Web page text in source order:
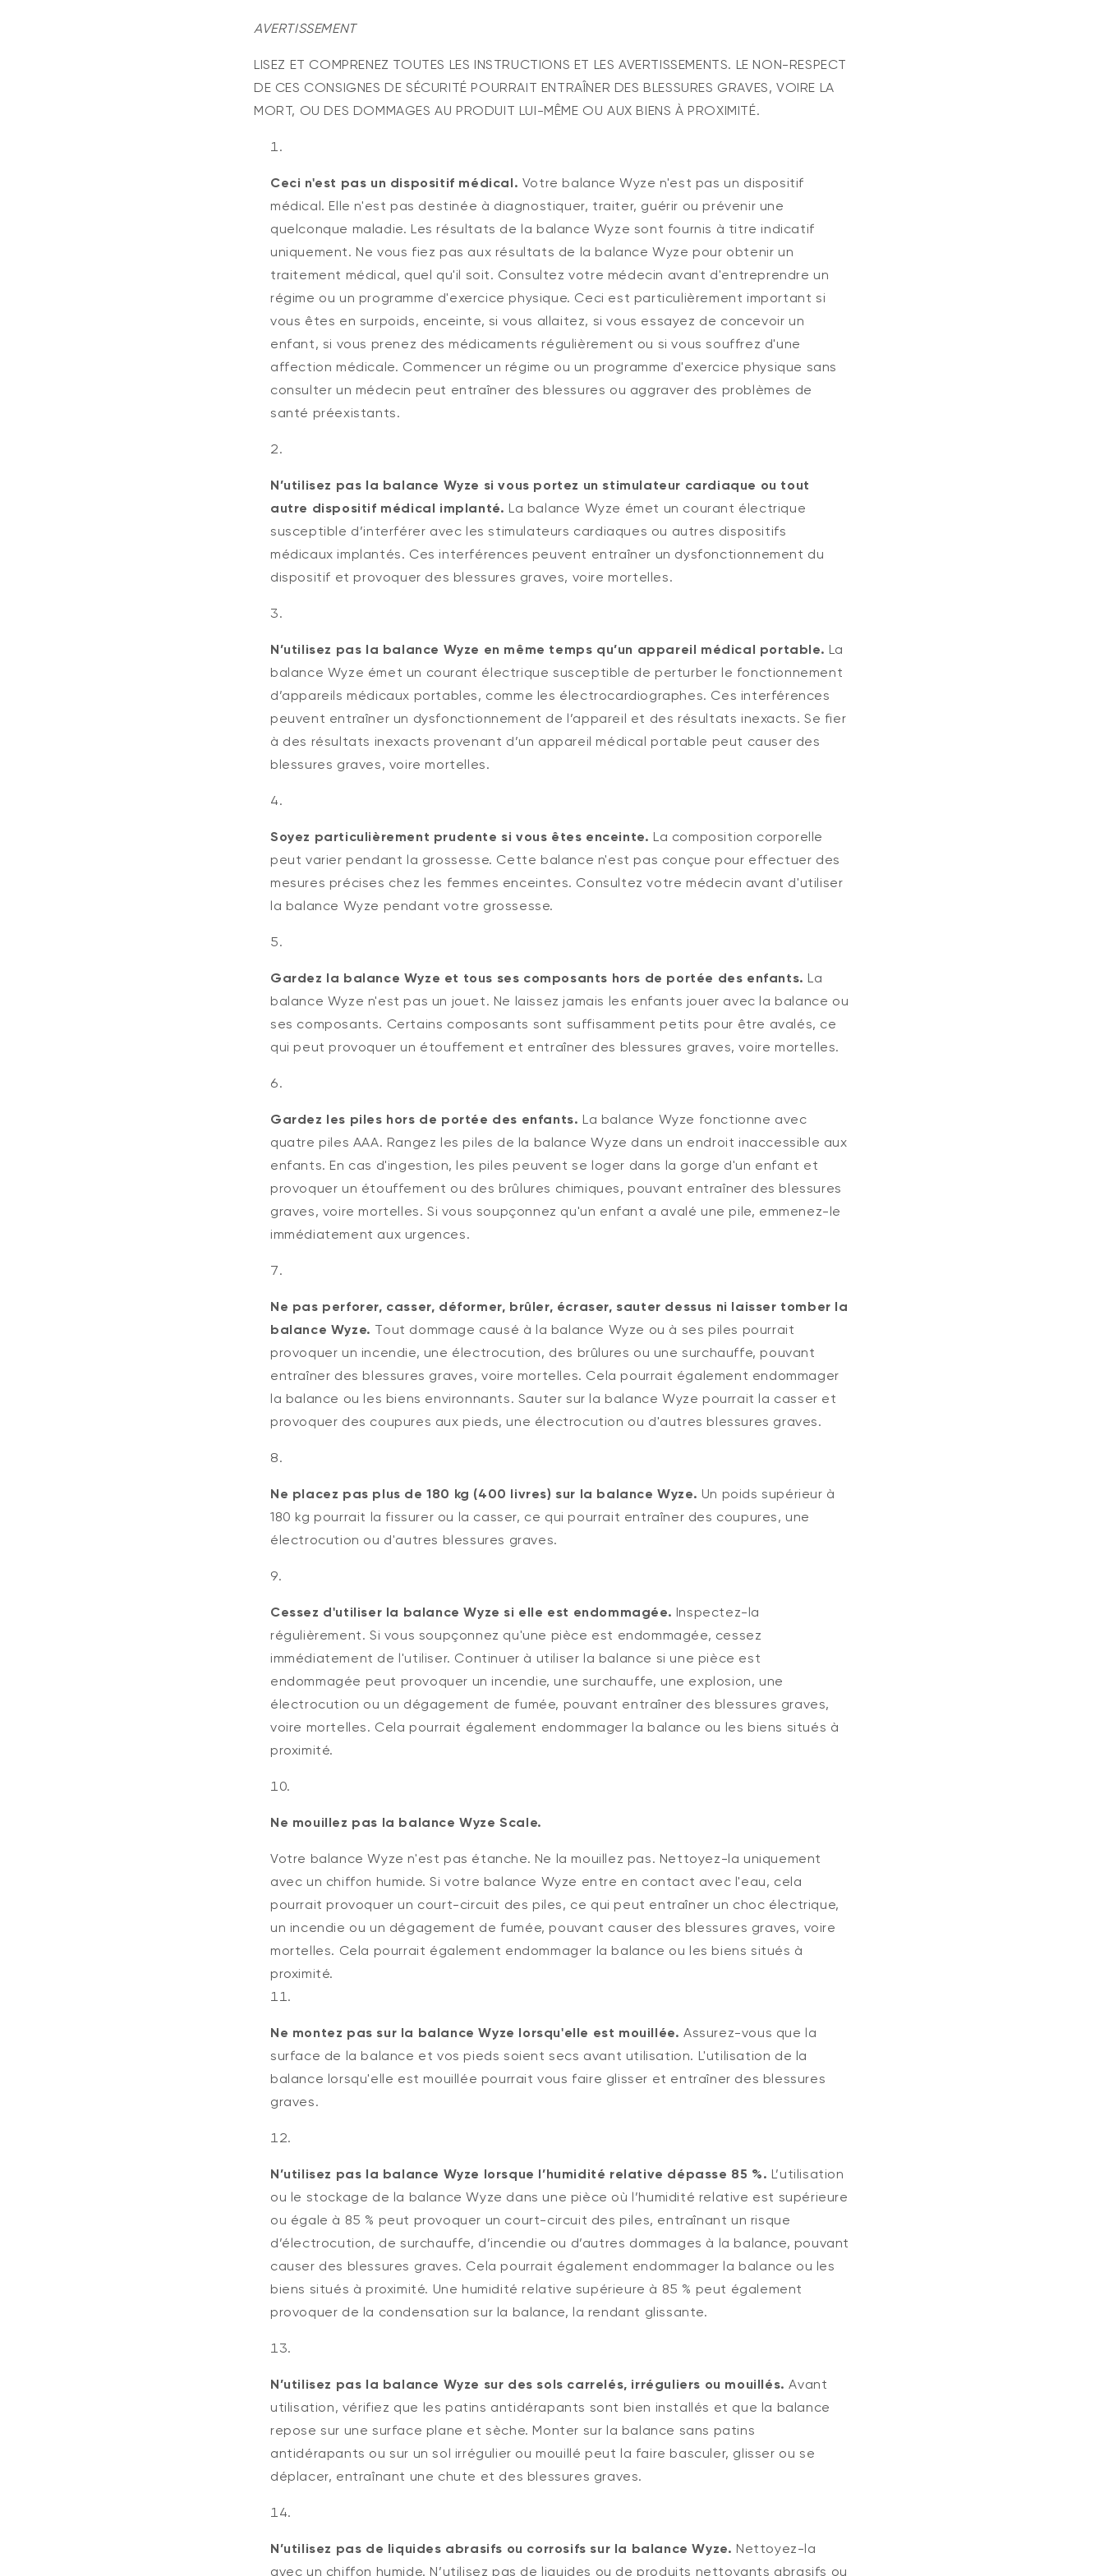
AVERTISSEMENT
LISEZ ET COMPRENEZ TOUTES LES INSTRUCTIONS ET LES AVERTISSEMENTS. LE NON-RESPECT
DE CES CONSIGNES DE SÉCURITÉ POURRAIT ENTRAÎNER DES BLESSURES GRAVES, VOIRE LA
MORT, OU DES DOMMAGES AU PRODUIT LUI-MÊME OU AUX BIENS À PROXIMITÉ.
Ceci n'est pas un dispositif médical. Votre balance Wyze n'est pas un dispositif
médical. Elle n'est pas destinée à diagnostiquer, traiter, guérir ou prévenir une
quelconque maladie. Les résultats de la balance Wyze sont fournis à titre indicatif
uniquement. Ne vous fiez pas aux résultats de la balance Wyze pour obtenir un
traitement médical, quel qu'il soit. Consultez votre médecin avant d'entreprendre un
régime ou un programme d'exercice physique. Ceci est particulièrement important si
vous êtes en surpoids, enceinte, si vous allaitez, si vous essayez de concevoir un
enfant, si vous prenez des médicaments régulièrement ou si vous souffrez d'une
affection médicale. Commencer un régime ou un programme d'exercice physique sans
consulter un médecin peut entraîner des blessures ou aggraver des problèmes de
santé préexistants.
N’utilisez pas la balance Wyze si vous portez un stimulateur cardiaque ou tout
autre dispositif médical implanté. La balance Wyze émet un courant électrique
susceptible d’interférer avec les stimulateurs cardiaques ou autres dispositifs
médicaux implantés. Ces interférences peuvent entraîner un dysfonctionnement du
dispositif et provoquer des blessures graves, voire mortelles.
N’utilisez pas la balance Wyze en même temps qu’un appareil médical portable. La
balance Wyze émet un courant électrique susceptible de perturber le fonctionnement
d’appareils médicaux portables, comme les électrocardiographes. Ces interférences
peuvent entraîner un dysfonctionnement de l’appareil et des résultats inexacts. Se fier
à des résultats inexacts provenant d’un appareil médical portable peut causer des
blessures graves, voire mortelles.
Soyez particulièrement prudente si vous êtes enceinte. La composition corporelle
peut varier pendant la grossesse. Cette balance n'est pas conçue pour effectuer des
mesures précises chez les femmes enceintes. Consultez votre médecin avant d'utiliser
la balance Wyze pendant votre grossesse.
Gardez la balance Wyze et tous ses composants hors de portée des enfants. La
balance Wyze n'est pas un jouet. Ne laissez jamais les enfants jouer avec la balance ou
ses composants. Certains composants sont suffisamment petits pour être avalés, ce
qui peut provoquer un étouffement et entraîner des blessures graves, voire mortelles.
Gardez les piles hors de portée des enfants. La balance Wyze fonctionne avec
quatre piles AAA. Rangez les piles de la balance Wyze dans un endroit inaccessible aux
enfants. En cas d'ingestion, les piles peuvent se loger dans la gorge d'un enfant et
provoquer un étouffement ou des brûlures chimiques, pouvant entraîner des blessures
graves, voire mortelles. Si vous soupçonnez qu'un enfant a avalé une pile, emmenez-le
immédiatement aux urgences.
Ne pas perforer, casser, déformer, brûler, écraser, sauter dessus ni laisser tomber la
balance Wyze. Tout dommage causé à la balance Wyze ou à ses piles pourrait
provoquer un incendie, une électrocution, des brûlures ou une surchauffe, pouvant
entraîner des blessures graves, voire mortelles. Cela pourrait également endommager
la balance ou les biens environnants. Sauter sur la balance Wyze pourrait la casser et
provoquer des coupures aux pieds, une électrocution ou d'autres blessures graves.
Ne placez pas plus de 180 kg (400 livres) sur la balance Wyze. Un poids supérieur à
180 kg pourrait la fissurer ou la casser, ce qui pourrait entraîner des coupures, une
électrocution ou d'autres blessures graves.
Cessez d'utiliser la balance Wyze si elle est endommagée. Inspectez-la
régulièrement. Si vous soupçonnez qu'une pièce est endommagée, cessez
immédiatement de l'utiliser. Continuer à utiliser la balance si une pièce est
endommagée peut provoquer un incendie, une surchauffe, une explosion, une
électrocution ou un dégagement de fumée, pouvant entraîner des blessures graves,
voire mortelles. Cela pourrait également endommager la balance ou les biens situés à
proximité.
Ne mouillez pas la balance Wyze Scale.
Votre balance Wyze n'est pas étanche. Ne la mouillez pas. Nettoyez-la uniquement
avec un chiffon humide. Si votre balance Wyze entre en contact avec l'eau, cela
pourrait provoquer un court-circuit des piles, ce qui peut entraîner un choc électrique,
un incendie ou un dégagement de fumée, pouvant causer des blessures graves, voire
mortelles. Cela pourrait également endommager la balance ou les biens situés à
proximité.
Ne montez pas sur la balance Wyze lorsqu'elle est mouillée. Assurez-vous que la
surface de la balance et vos pieds soient secs avant utilisation. L'utilisation de la
balance lorsqu'elle est mouillée pourrait vous faire glisser et entraîner des blessures
graves.
N’utilisez pas la balance Wyze lorsque l’humidité relative dépasse 85 %. L’utilisation
ou le stockage de la balance Wyze dans une pièce où l’humidité relative est supérieure
ou égale à 85 % peut provoquer un court-circuit des piles, entraînant un risque
d’électrocution, de surchauffe, d’incendie ou d’autres dommages à la balance, pouvant
causer des blessures graves. Cela pourrait également endommager la balance ou les
biens situés à proximité. Une humidité relative supérieure à 85 % peut également
provoquer de la condensation sur la balance, la rendant glissante.
N’utilisez pas la balance Wyze sur des sols carrelés, irréguliers ou mouillés. Avant
utilisation, vérifiez que les patins antidérapants sont bien installés et que la balance
repose sur une surface plane et sèche. Monter sur la balance sans patins
antidérapants ou sur un sol irrégulier ou mouillé peut la faire basculer, glisser ou se
déplacer, entraînant une chute et des blessures graves.
N’utilisez pas de liquides abrasifs ou corrosifs sur la balance Wyze. Nettoyez-la
avec un chiffon humide. N’utilisez pas de liquides ou de produits nettoyants abrasifs ou
Wyze Cam v4
More options
Add to cart
More options
Go